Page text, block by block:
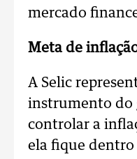
mercado
Meta de
A Selic
instrumento do
controlar a
ela fique dentro